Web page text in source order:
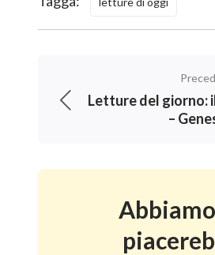
Letture del giorno:
–